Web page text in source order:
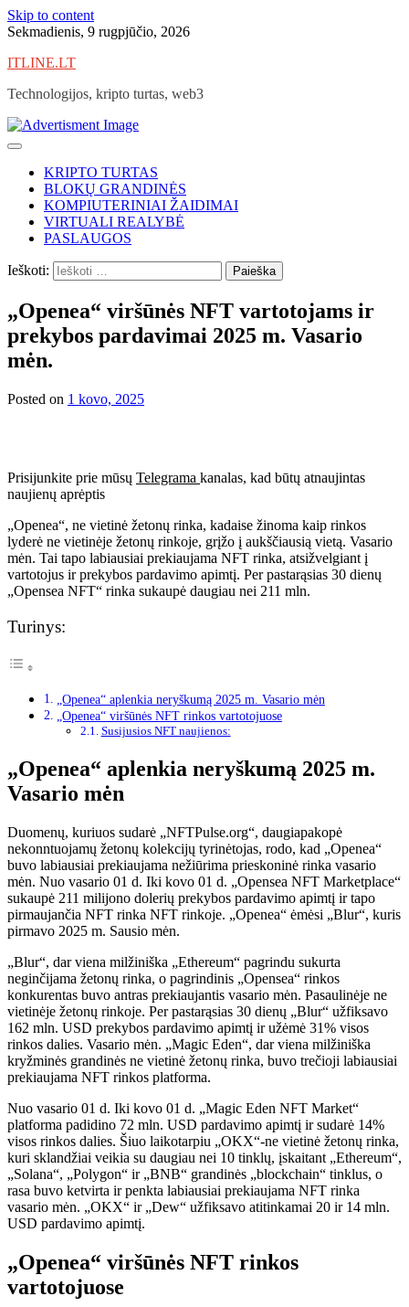
Skip to content
Sekmadienis, 9 rugpjūčio, 2026
ITLINE.LT
Technologijos, kripto turtas, web3
KRIPTO TURTAS
BLOKŲ GRANDINĖS
KOMPIUTERINIAI ŽAIDIMAI
VIRTUALI REALYBĖ
PASLAUGOS
Ieškoti:
„Openea“ viršūnės NFT vartotojams ir
prekybos pardavimai 2025 m. Vasario
mėn.
Posted on 1 kovo, 2025
Prisijunkite prie mūsų Telegrama kanalas, kad būtų atnaujintas
naujienų aprėptis
„Openea“, ne vietinė žetonų rinka, kadaise žinoma kaip rinkos
lyderė ne vietinėje žetonų rinkoje, grįžo į aukščiausią vietą. Vasario
mėn. Tai tapo labiausiai prekiaujama NFT rinka, atsižvelgiant į
vartotojus ir prekybos pardavimo apimtį. Per pastarąsias 30 dienų
„Opensea NFT“ rinka sukaupė daugiau nei 211 mln.
Turinys:
„Openea“ aplenkia neryškumą 2025 m. Vasario mėn
„Openea“ viršūnės NFT rinkos vartotojuose
Susijusios NFT naujienos:
„Openea“ aplenkia neryškumą 2025 m.
Vasario mėn
Duomenų, kuriuos sudarė „NFTPulse.org“, daugiapakopė
nekonntuojamų žetonų kolekcijų tyrinėtojas, rodo, kad „Openea“
buvo labiausiai prekiaujama nežiūrima prieskoninė rinka vasario
mėn. Nuo vasario 01 d. Iki kovo 01 d. „Opensea NFT Marketplace“
sukaupė 211 milijono dolerių prekybos pardavimo apimtį ir tapo
pirmaujančia NFT rinka NFT rinkoje. „Openea“ ėmėsi „Blur“, kuris
pirmavo 2025 m. Sausio mėn.
„Blur“, dar viena milžiniška „Ethereum“ pagrindu sukurta
neginčijama žetonų rinka, o pagrindinis „Opensea“ rinkos
konkurentas buvo antras prekiaujantis vasario mėn. Pasaulinėje ne
vietinėje žetonų rinkoje. Per pastarąsias 30 dienų „Blur“ užfiksavo
162 mln. USD prekybos pardavimo apimtį ir užėmė 31% visos
rinkos dalies. Vasario mėn. „Magic Eden“, dar viena milžiniška
kryžminės grandinės ne vietinė žetonų rinka, buvo trečioji labiausiai
prekiaujama NFT rinkos platforma.
Nuo vasario 01 d. Iki kovo 01 d. „Magic Eden NFT Market“
platforma padidino 72 mln. USD pardavimo apimtį ir sudarė 14%
visos rinkos dalies. Šiuo laikotarpiu „OKX“-ne vietinė žetonų rinka,
kuri sklandžiai veikia su daugiau nei 10 tinklų, įskaitant „Ethereum“,
„Solana“, „Polygon“ ir „BNB“ grandinės „blockchain“ tinklus, o
rasa buvo ketvirta ir penkta labiausiai prekiaujama NFT rinka
vasario mėn. „OKX“ ir „Dew“ užfiksavo atitinkamai 20 ir 14 mln.
USD pardavimo apimtį.
„Openea“ viršūnės NFT rinkos
vartotojuose